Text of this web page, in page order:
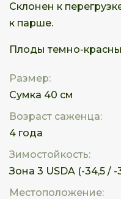
Склонен к
к парше.
Плоды темно-
Размер:
Сумка 40 см
Возраст саженца:
4 года
Зимостойкость:
Зона 3 USDA (-34,5 / -
Местоположение: